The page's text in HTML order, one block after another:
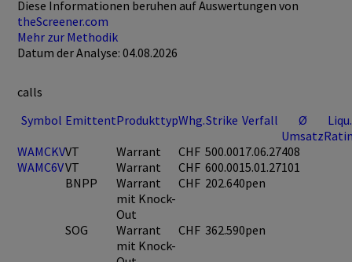
Diese Informationen beruhen auf Auswertungen von
theScreener.com
Mehr zur Methodik
Datum der Analyse: 04.08.2026
calls
Symbol EmittentProdukttypWhg.Strike Verfall
Ø
Umsatz
WAMCKVVT Warrant CHF 500.0017.06.27408
WAMC6VVT Warrant CHF 600.0015.01.27101
BNPP
Warrant
mit Knock-
Out
CHF 202.640pen
SOG
Warrant
mit Knock-
CHF 362.590pen